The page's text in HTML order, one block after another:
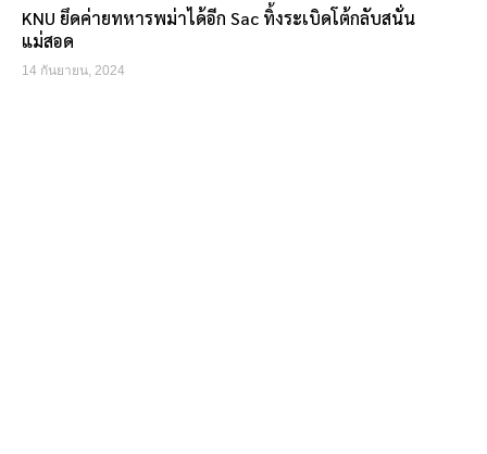
KNU ยึดค่ายทหารพม่าได้อีก Sac ทิ้งระเบิดโต้กลับสนั่น
แม่สอด
14 กันยายน, 2024